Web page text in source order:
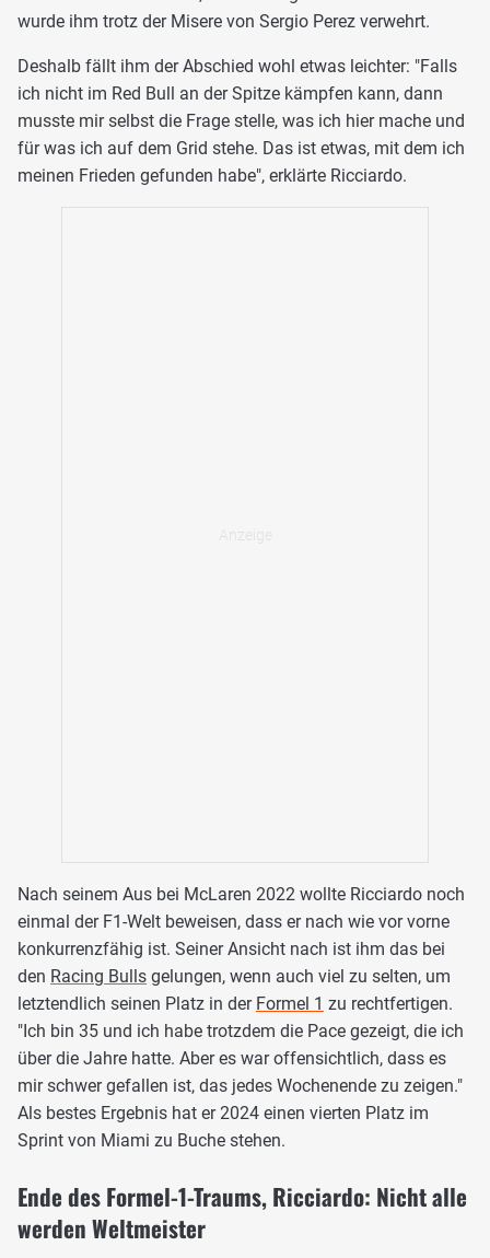
wurde ihm trotz der Misere von Sergio Perez verwehrt.
Deshalb fällt ihm der Abschied wohl etwas leichter: "Falls
ich nicht im Red Bull an der Spitze kämpfen kann, dann
musste mir selbst die Frage stelle, was ich hier mache und
für was ich auf dem Grid stehe. Das ist etwas, mit dem ich
meinen Frieden gefunden habe", erklärte Ricciardo.
Nach seinem Aus bei McLaren 2022 wollte Ricciardo noch
einmal der F1-Welt beweisen, dass er nach wie vor vorne
konkurrenzfähig ist. Seiner Ansicht nach ist ihm das bei
den Racing Bulls gelungen, wenn auch viel zu selten, um
letztendlich seinen Platz in der Formel 1 zu rechtfertigen.
"Ich bin 35 und ich habe trotzdem die Pace gezeigt, die ich
über die Jahre hatte. Aber es war offensichtlich, dass es
mir schwer gefallen ist, das jedes Wochenende zu zeigen."
Als bestes Ergebnis hat er 2024 einen vierten Platz im
Sprint von Miami zu Buche stehen.
Ende des Formel-1-Traums, Ricciardo: Nicht alle
werden Weltmeister